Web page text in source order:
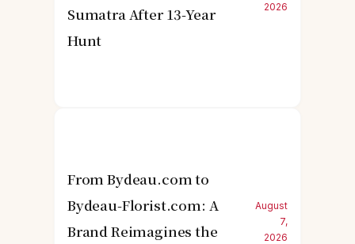
Sumatra After 13-Year
Hunt
2026
From Bydeau.com to
Bydeau-Florist.com: A
Brand Reimagines the
August
7,
2026